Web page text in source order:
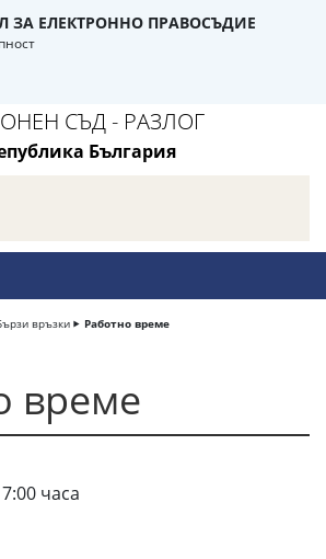
ЗА ЕЛЕКТРОННО ПРАВОСЪДИЕ
СЪД - РАЗЛОГ
България
връзки Работно време
време
часа